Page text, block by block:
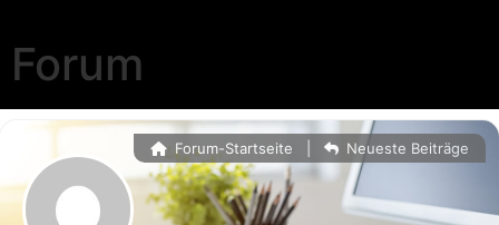
Forum
Forum-Startseite Neueste Beiträge